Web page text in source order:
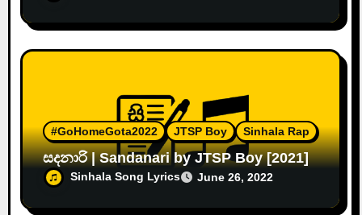
#GoHomeGota2022 JTSP Boy Sinhala Rap
සදනාරි | Sandanari by JTSP Boy [2021]
Sinhala Song Lyrics June 26, 2022